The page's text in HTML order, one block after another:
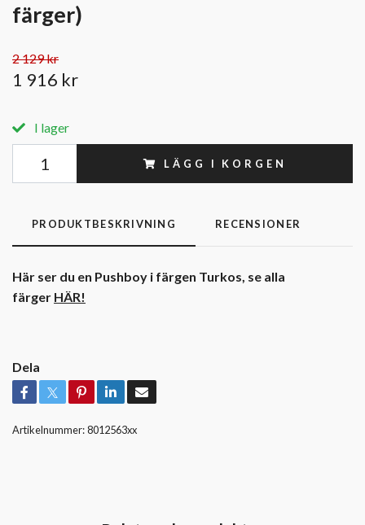
färger)
2 129 kr
1 916 kr
I lager
LÄGG I KORGEN
PRODUKTBESKRIVNING RECENSIONER
Här ser du en Pushboy i färgen Turkos, se alla
färger HÄR!
Dela
Artikelnummer:8012563xx